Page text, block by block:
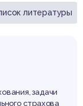
литературы
задачи
страхова